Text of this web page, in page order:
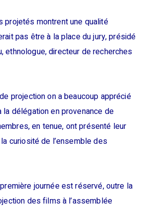
projetés montrent une qualité
pas être à la place du jury, présidé
ethnologue, directeur de recherches
projection on a beaucoup apprécié
la délégation en provenance de
en tenue, ont présenté leur
curiosité de l’ensemble des
journée est réservé, outre la
des films à l’assemblée